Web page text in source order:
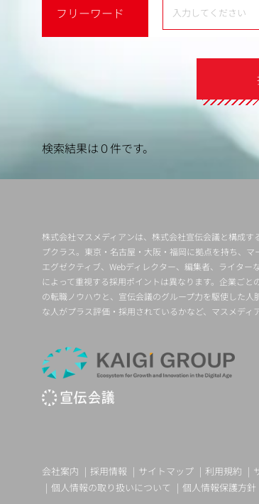
フリーワード
検索結果は０件です。
株式会社マスメディアンは、株式会社宣伝会議と構成す
プクラス。東京・名古屋・大阪・福岡に拠点を持ち、
エグゼクティブ、Webディレクター、編集者、ライタ
によって重視する採用ポイントは異なります。企業ご
の転職ノウハウと、宣伝会議のグループ力を駆使した
な人がプラス評価・採用されているかなど、マスメディ
会社案内 採用情報 サイトマップ 利用規約
個人情報の取り扱いについて
個人情報保護方針